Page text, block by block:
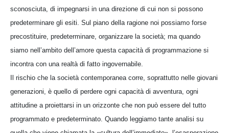
sconosciuta, di impegnarsi in una direzione di cui non si possono
predeterminare gli esiti. Sul piano della ragione noi possiamo forse
precostituire, predeterminare, organizzare la società; ma quando
siamo nell’ambito dell’amore questa capacità di programmazione si
incontra con una realtà di fatto ingovernabile.
Il rischio che la società contemporanea corre, soprattutto nelle giovani
generazioni, è quello di perdere ogni capacità di avventura, ogni
attitudine a proiettarsi in un orizzonte che non può essere del tutto
programmato e predeterminato. Quando leggiamo tante analisi su